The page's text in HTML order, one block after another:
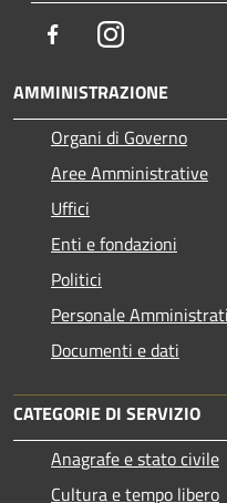
FacebookInstagram
AMMINISTRAZIONE
Organi di Governo
Aree Amministrative
Uffici
Enti e fondazioni
Politici
Personale
Documenti e dati
CATEGORIE DI SERVIZIO
Anagrafe e stato civile
Cultura e tempo libero